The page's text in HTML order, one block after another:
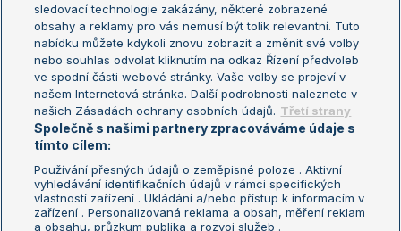
Turnaj mistryň
Aktualní trendy
Fotbalové přestupy
Livesport Daily
LS Prague Open
Podmínky užití
Nastavení soukromí
GDPR a žurnalistika
Reklama
sledovací technologie zakázány, některé zobrazené
obsahy a reklamy pro vás nemusí být tolik relevantní. Tuto
nabídku můžete kdykoli znovu zobrazit a změnit své volby
nebo souhlas odvolat kliknutím na odkaz Řízení předvoleb
ve spodní části webové stránky. Vaše volby se projeví v
našem Internetová stránka. Další podrobnosti naleznete v
našich Zásadách ochrany osobních údajů. Třetí strany
Společně s našimi partnery zpracováváme údaje s
tímto cílem:
Používání přesných údajů o zeměpisné poloze . Aktivní
vyhledávání identifikačních údajů v rámci specifických
vlastností zařízení . Ukládání a/nebo přístup k informacím v
zařízení . Personalizovaná reklama a obsah, měření reklam
a obsahu, průzkum publika a rozvoj služeb .